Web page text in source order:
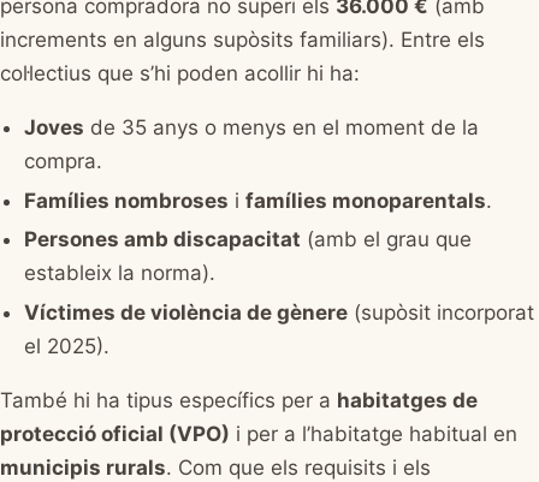
persona compradora no superi els 36.000 € (amb
increments en alguns supòsits familiars). Entre els
col·lectius que s’hi poden acollir hi ha:
Joves de 35 anys o menys en el moment de la
compra.
Famílies nombroses i famílies monoparentals.
Persones amb discapacitat (amb el grau que
estableix la norma).
Víctimes de violència de gènere (supòsit incorporat
el 2025).
També hi ha tipus específics per a habitatges de
protecció oficial (VPO) i per a l’habitatge habitual en
municipis rurals. Com que els requisits i els